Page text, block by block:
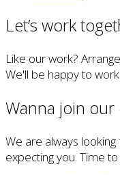
Let’s work
Like our work?
We'll be happy to
Wanna join our
We are always
expecting you. Time